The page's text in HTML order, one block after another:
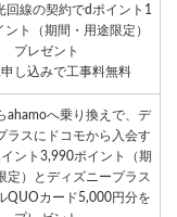
回線の契約でdポイント1
ト（期間・用途限定）
プレゼント
申し込みで工事料無料
ahamoへ乗り換えで、デ
ラスにドコモから入会す
ント3,990ポイント（期
定）とディズニープラス
QUOカード5,000円分を